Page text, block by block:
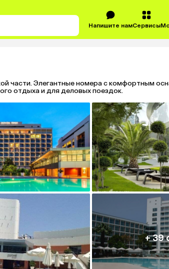
Напишите намСервисы
части. Элегантные номера с комфортным
отдыха и для деловых поездок.
+ 39